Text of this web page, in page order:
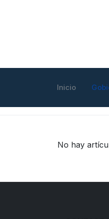
Inicio
No hay